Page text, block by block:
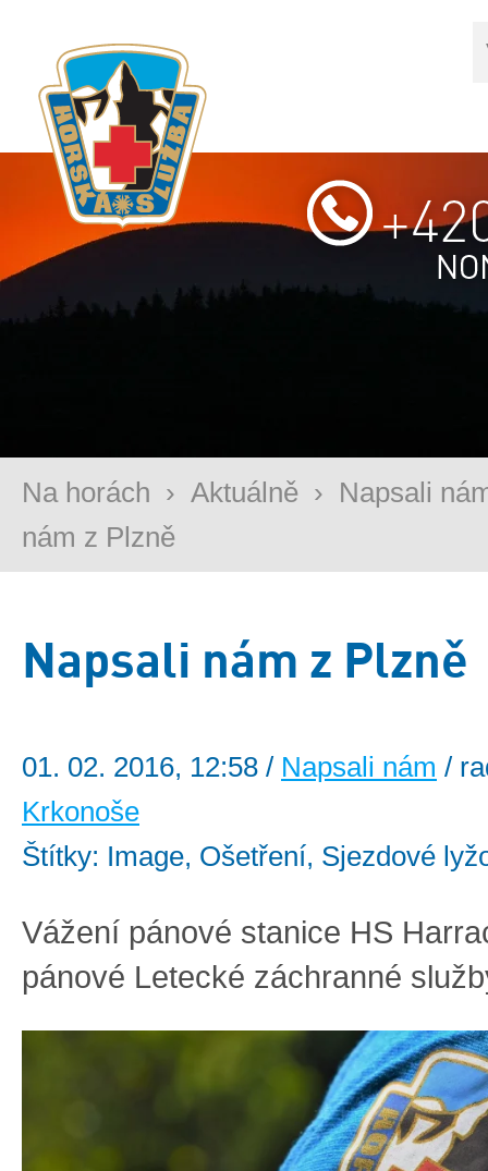
Na horách › Aktuálně › Napsali
nám z Plzně
Napsali nám z Plzně
01. 02. 2016, 12:58 / Napsali nám /
Krkonoše
Štítky: Image, Ošetření, Sjezdové
Vážení pánové stanice HS
pánové Letecké záchranné